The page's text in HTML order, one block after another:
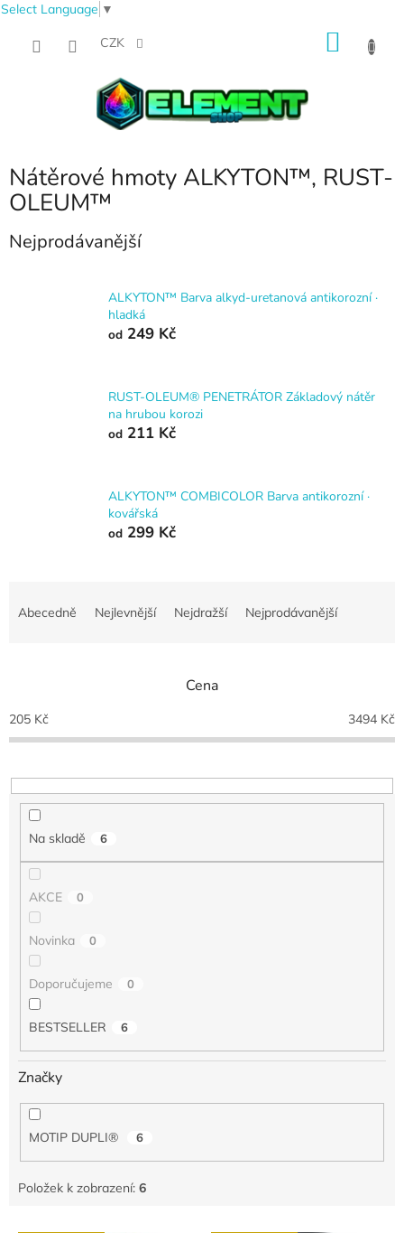
Select Language ▼
CZK
Nátěrové hmoty ALKYTON™, RUST-
OLEUM™
Nejprodávanější
ALKYTON™ Barva alkyd-uretanová antikorozní ·
hladká
od 249 Kč
RUST-OLEUM® PENETRÁTOR Základový nátěr
na hrubou korozi
od 211 Kč
ALKYTON™ COMBICOLOR Barva antikorozní ·
kovářská
od 299 Kč
p
r
o
u
Abecedně Nejlevnější Nejdražší Nejprodávanější
Cena
205 Kč 3494 Kč
Na skladě 6
AKCE 0
Novinka 0
Doporučujeme 0
BESTSELLER 6
Značky
MOTIP DUPLI® 6
Položek k zobrazení: 6